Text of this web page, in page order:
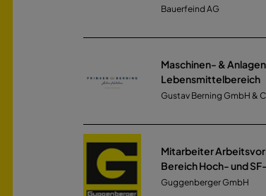
Bauerfeind AG
Maschinen- &
Lebensmittelbereich
Gustav Berning GmbH &
Mitarbeiter
Bereich Hoch- und
Guggenberger GmbH